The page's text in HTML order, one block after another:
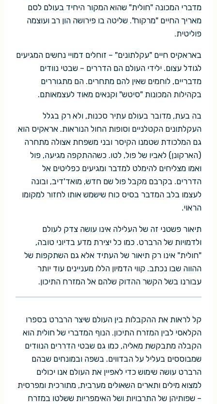
מדברי המכונה "חולית" שהוא המקור היחיד בעולם לסם
מאריך החיים "מרקוח". שליטה בו פירושה הון רב ועוצמה
פוליטית.
באראקיס חיים "עקלתונים" – זוחלים דמויי נחשים המגיעים
לגודל עצום. ילידי העולם הם הדררים – שבטי נוודים
מדבריים, לוחמים שאין להם מתחרים. הם מתגוררים
בקהילות המכונות "סיטש" וקנאים מאוד לעצמאותם.
בה בעת, מדובר בעולם עתיר סכנות, ולא רק בגלל
העקלתונים הקטלניים וסופות החול הנוראות. אראקיס הוא
גם המלכודת שטמנו הקיסר ובני משפחת אצולה מתחרה
(הארקונן) לאביו של פול, לטו. כשההתקפה מגיעה, פול
ואמו מצליחים להימלט למדבר ומגיעים כפליטים אל
הדררים. בקרבם מקבל פול שם חדש, מואד'דיב, ובונה
לעצמו בלב המדבר בסיס כוח שישמש אותו לחזור למקומו
הראוי.
תיאור פשטני זה של העלילה אינו עושה צדק לעולם
ולדמויות של הרברט. כמו כל יצירת מדע בדיוני טובה,
"חולית" אינו רק תיאור של העתיד אלא גם השתקפות של
ההווה שבו נכתב. קווי הדמיון הללו מעניינים עוד יותר
עבורנו בשל הקשר ההדוק שלהם אל המזרח התיכון.
קל לראות את ההקבלות בין העולם שיצר הרברט בספרו
הקלאסי לבין המזרח התיכון. הנוף המדברי של חולית הוא
הקבלה מתבקשת מאליה, כמו גם שבטי הדררים הנוודים
שמבוססים בעליל על הבדווים. בשפה ובמונחים שבהם
הרברט עושה שימוש כדי לאפיין את העולם אנו יכולים
למצוא מילים ותארים השאולים מערבית, מתורכית ומפרסית
– שפותיהן של התרבויות ושל האימפריות ששלטו במזרח